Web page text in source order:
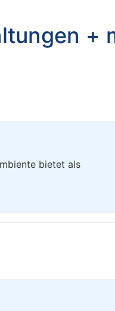
+
bietet als